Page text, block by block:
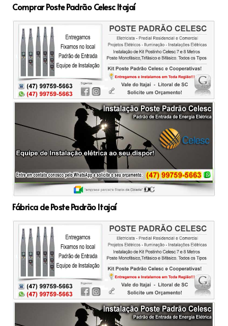
Comprar Poste Padrão Celesc Itajaí
Fábrica de Poste Padrão Itajaí